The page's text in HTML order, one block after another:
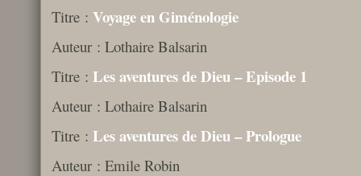
Titre : Voyage en Giménologie
Auteur : Lothaire Balsarin
Titre : Les aventures de Dieu – Episode 1
Auteur : Lothaire Balsarin
Titre : Les aventures de Dieu – Prologue
Auteur : Emile Robin